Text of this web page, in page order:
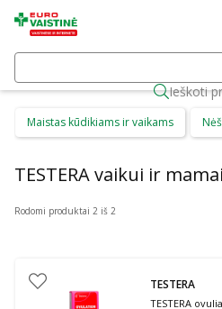
Ieškoti
Maistas kūdikiams ir vaikams
TESTERA vaikui ir mamai
Rodomi produktai 2 iš 2
TESTERA
TESTERA